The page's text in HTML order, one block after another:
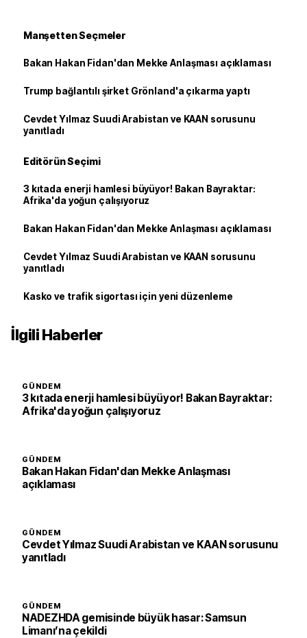
Manşetten Seçmeler
Bakan Hakan Fidan'dan Mekke Anlaşması açıklaması
Trump bağlantılı şirket Grönland'a çıkarma yaptı
Cevdet Yılmaz Suudi Arabistan ve KAAN sorusunu
yanıtladı
Editörün Seçimi
3 kıtada enerji hamlesi büyüyor! Bakan Bayraktar:
Afrika'da yoğun çalışıyoruz
Bakan Hakan Fidan'dan Mekke Anlaşması açıklaması
Cevdet Yılmaz Suudi Arabistan ve KAAN sorusunu
yanıtladı
Kasko ve trafik sigortası için yeni düzenleme
İlgili Haberler
GÜNDEM
3 kıtada enerji hamlesi büyüyor! Bakan Bayraktar:
Afrika'da yoğun çalışıyoruz
GÜNDEM
Bakan Hakan Fidan'dan Mekke Anlaşması
açıklaması
GÜNDEM
Cevdet Yılmaz Suudi Arabistan ve KAAN sorusunu
yanıtladı
GÜNDEM
NADEZHDA gemisinde büyük hasar: Samsun
Limanı’na çekildi